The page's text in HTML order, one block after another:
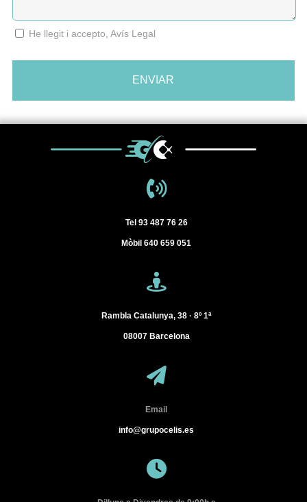
He llegit i accepto, Avís Legal
ENVIAR
Tel 93 487 76 26
Mòbil 640 659 051
Rambla Catalunya, 38 · 8º 1ª
08007 Barcelona
Email
info@grupocelis.es